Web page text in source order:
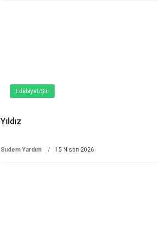
Edebiyat/Şiir
Yıldız
Sudem Yardım 15 Nisan 2026